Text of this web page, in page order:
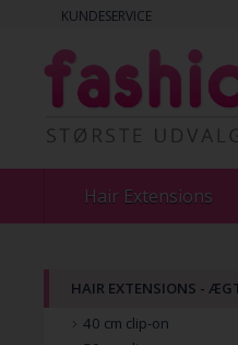
KUNDESERVICE
Hair Extensions
HAIR EXTENSIONS -
40 cm clip-on